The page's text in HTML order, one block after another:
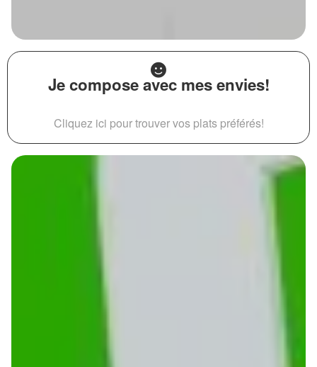
Je compose avec mes envies!
Cliquez ici pour trouver vos plats préférés!